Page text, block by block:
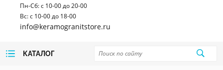
Пн-Сб: с 10-00 до 20-00
Вс: с 10-00 до 18-00
info@keramogranitstore.ru
КАТАЛОГ